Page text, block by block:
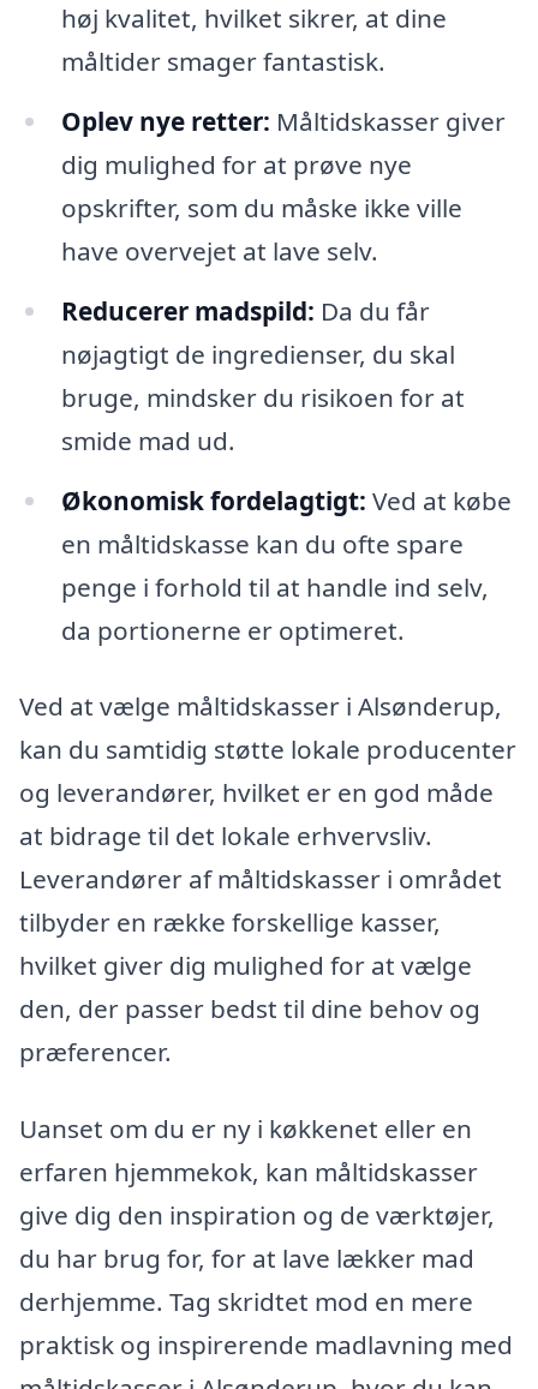
høj kvalitet, hvilket sikrer, at dine
måltider smager fantastisk.
Oplev nye retter: Måltidskasser giver
dig mulighed for at prøve nye
opskrifter, som du måske ikke ville
have overvejet at lave selv.
Reducerer madspild: Da du får
nøjagtigt de ingredienser, du skal
bruge, mindsker du risikoen for at
smide mad ud.
Økonomisk fordelagtigt: Ved at købe
en måltidskasse kan du ofte spare
penge i forhold til at handle ind selv,
da portionerne er optimeret.
Ved at vælge måltidskasser i Alsønderup,
kan du samtidig støtte lokale producenter
og leverandører, hvilket er en god måde
at bidrage til det lokale erhvervsliv.
Leverandører af måltidskasser i området
tilbyder en række forskellige kasser,
hvilket giver dig mulighed for at vælge
den, der passer bedst til dine behov og
præferencer.
Uanset om du er ny i køkkenet eller en
erfaren hjemmekok, kan måltidskasser
give dig den inspiration og de værktøjer,
du har brug for, for at lave lækker mad
derhjemme. Tag skridtet mod en mere
praktisk og inspirerende madlavning med